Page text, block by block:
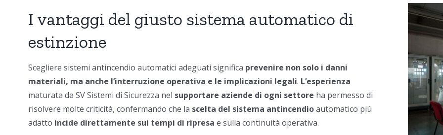
I vantaggi del giusto sistema automatico di
estinzione
Scegliere sistemi antincendio automatici adeguati significa prevenire non solo i danni
materiali, ma anche l’interruzione operativa e le implicazioni legali. L’esperienza
maturata da SV Sistemi di Sicurezza nel supportare aziende di ogni settore ha permesso di
risolvere molte criticità, confermando che la scelta del sistema antincendioautomatico più
adatto incide direttamente sui tempi di ripresa e sulla continuità operativa.